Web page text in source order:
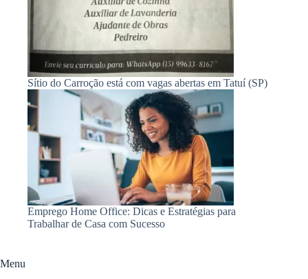
Sítio do Carroção está com vagas abertas em Tatuí (SP)
Emprego Home Office: Dicas e Estratégias para
Trabalhar de Casa com Sucesso
Menu